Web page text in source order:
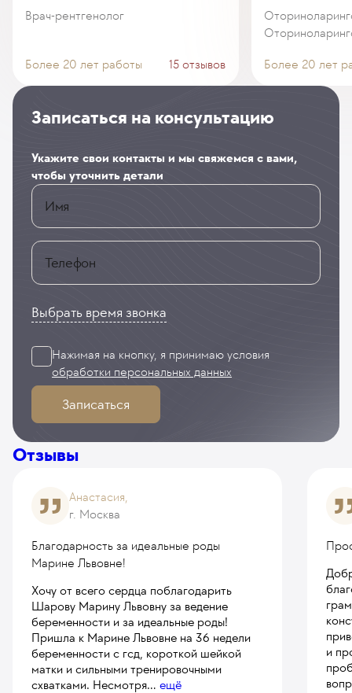
Врач-рентгенолог
Более 20 лет работы 15 отзывов Более 20 лет
Записаться на консультацию
Укажите свои контакты и мы свяжемся с вами,
чтобы уточнить детали
Имя
Телефон
Выбрать время звонка
Нажимая на кнопку, я принимаю условия
обработки персональных данных
Записаться
Отзывы
Анастасия,
г. Москва
Благодарность за идеальные роды
Марине Львовне!
Хочу от всего сердца поблагодарить
Шарову Марину Львовну за ведение
беременности и за идеальные роды!
Пришла к Марине Львовне на 36 недели
беременности с гсд, короткой шейкой
матки и сильными тренировочными
схватками. Несмотря... ещё
и